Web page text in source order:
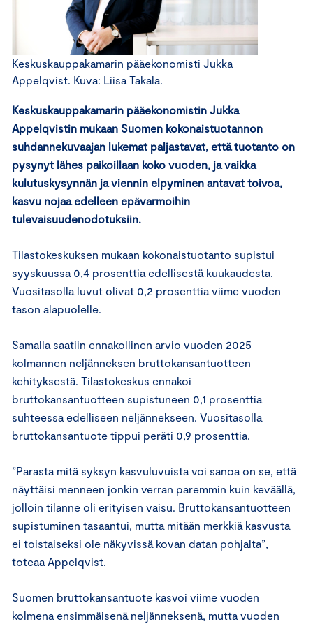
Keskuskauppakamarin pääekonomisti Jukka
Appelqvist. Kuva: Liisa Takala.
Keskuskauppakamarin pääekonomistin Jukka
Appelqvistin mukaan Suomen kokonaistuotannon
suhdannekuvaajan lukemat paljastavat, että tuotanto on
pysynyt lähes paikoillaan koko vuoden, ja vaikka
kulutuskysynnän ja viennin elpyminen antavat toivoa,
kasvu nojaa edelleen epävarmoihin
tulevaisuudenodotuksiin.
Tilastokeskuksen mukaan kokonaistuotanto supistui
syyskuussa 0,4 prosenttia edellisestä kuukaudesta.
Vuositasolla luvut olivat 0,2 prosenttia viime vuoden
tason alapuolelle.
Samalla saatiin ennakollinen arvio vuoden 2025
kolmannen neljänneksen bruttokansantuotteen
kehityksestä. Tilastokeskus ennakoi
bruttokansantuotteen supistuneen 0,1 prosenttia
suhteessa edelliseen neljännekseen. Vuositasolla
bruttokansantuote tippui peräti 0,9 prosenttia.
”Parasta mitä syksyn kasvuluvuista voi sanoa on se, että
näyttäisi menneen jonkin verran paremmin kuin keväällä,
jolloin tilanne oli erityisen vaisu. Bruttokansantuotteen
supistuminen tasaantui, mutta mitään merkkiä kasvusta
ei toistaiseksi ole näkyvissä kovan datan pohjalta”,
toteaa Appelqvist.
Suomen bruttokansantuote kasvoi viime vuoden
kolmena ensimmäisenä neljänneksenä, mutta vuoden